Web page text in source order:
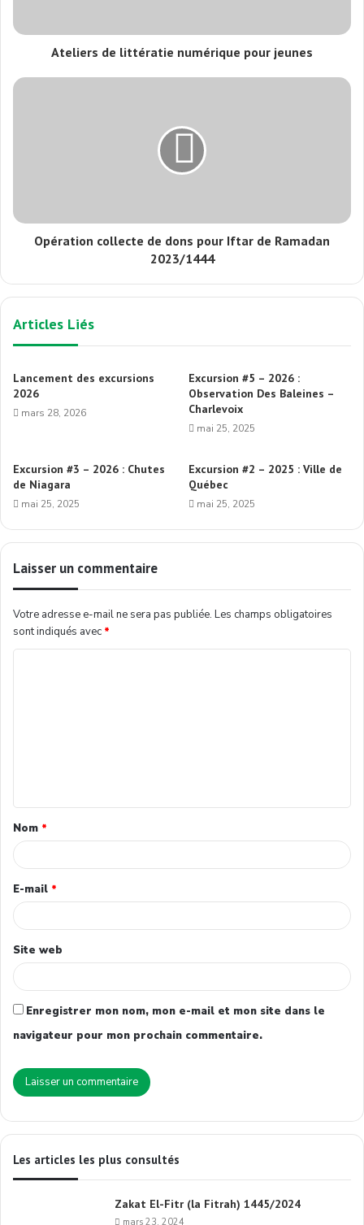
Ateliers de littératie numérique pour jeunes
Opération collecte de dons pour Iftar de Ramadan
2023/1444
Articles Liés
Lancement des excursions
2026
mars 28, 2026
Excursion #5 – 2026 :
Observation Des Baleines –
Charlevoix
mai 25, 2025
Excursion #3 – 2026 : Chutes
de Niagara
mai 25, 2025
Excursion #2 – 2025 : Ville de
Québec
mai 25, 2025
Laisser un commentaire
Votre adresse e-mail ne sera pas publiée. Les champs obligatoires
sont indiqués avec *
Nom *
E-mail *
Site web
Enregistrer mon nom, mon e-mail et mon site dans le
navigateur pour mon prochain commentaire.
Les articles les plus consultés
Zakat El-Fitr (la Fitrah) 1445/2024
mars 23, 2024